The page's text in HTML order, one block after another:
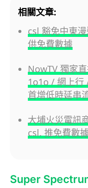
相關文章:
csl 豁免中東
供免費數據
NowTV 獨家
1o1o / 網上行
首增低時延串
大埔火災電訊
csl. 推免費數
Super